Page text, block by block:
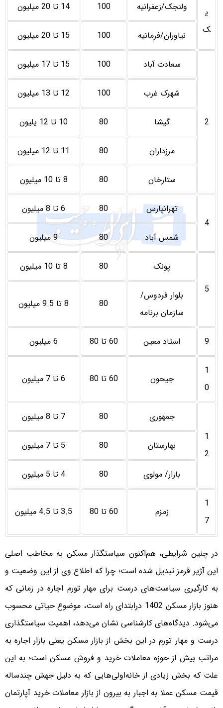
ی
ک
ولنجک/زعفرانیه 100 14 تا 20 میلیون
نیاوران/فرمانیه 100 15 تا 20 میلیون
2
سعادت آباد 100 15 تا 17 میلیون
شهرک غرب 100 12 تا 13 میلیون
گیشا 80 10 تا 12 یلیون
مرزداران 80 11 تا 12 میلیون
ستارخان 80 8 تا 10 میلیون
4
تهرانپارس 80 6 تا 8 میلیون
شمس آباد 80 9 میلیون
5
پونک 80 8 تا 10 میلیون
بلوار فردوس/
سازمان برنامه
80 8 تا 9.5 میلیون
9 استاد معین 60 تا 80 6 میلیون
1
0
جیحون 60 تا 80 6 تا 7 میلیون
1
2
جمهوری 80 7 تا 8 میلیون
بهارستان 80 5 تا 7 میلیون
بازار/ مولوی 80 4 تا 5 میلیون
1
7
زمزم 60 تا 80 3.5 تا 4.5 میلیون
در چنین شرایطی، هم‌‌‌‌اکنون سیاستگذار مسکن به مخاطب اصلی
این آژیر قرمز تبدیل شده است؛ چرا که اطلاع وی از این وضعیت و
به کارگیری سیاست‌‌‌‌های درست برای مهار تورم اجاره در زمانی که
هنوز بازار مسکن 1402 درابتدای راه است، موضوع حیاتی محسوب
می‌شود. دیدگاه‌‌‌‌های کارشناسی نشان می‌دهد، اهمیت سیاستگذاری
درست و مهار تورم در این بخش از بازار مسکن یعنی بازار اجاره به
مراتب بیش از حوزه معاملات خرید و فروش مسکن است؛ به این
علت که بخش زیادی از خانه‌‌‌‌اولی‌‌‌‌هایی که به دلیل جهش چندساله
قیمت مسکن عملا به اجبار به بیرون از بازار معاملات خرید آپارتمان